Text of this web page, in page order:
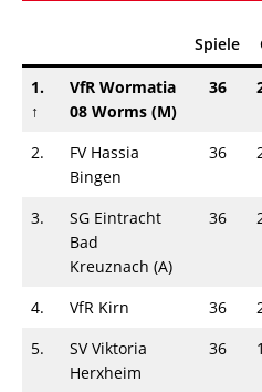
Spiele
1.
↑
VfR Wormatia
08 Worms (M)
36
2.
FV Hassia
Bingen
36
3.
SG Eintracht
Bad
Kreuznach (A)
36
4. VfR Kirn 36
5.
SV Viktoria
Herxheim
36